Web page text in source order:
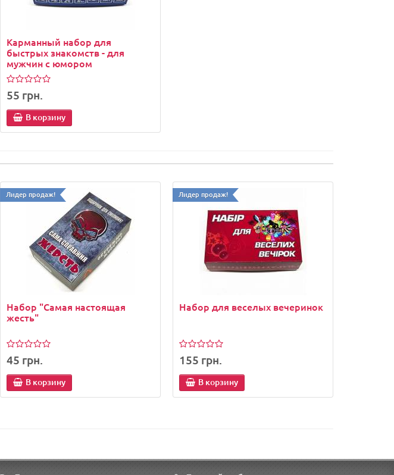
Карманный набор для
быстрых знакомств - для
мужчин с юмором
55 грн.
В корзину
Лидер продаж!
Набор "Самая настоящая
жесть"
45 грн.
В корзину
Лидер продаж!
Набор для веселых вечеринок
155 грн.
В корзину